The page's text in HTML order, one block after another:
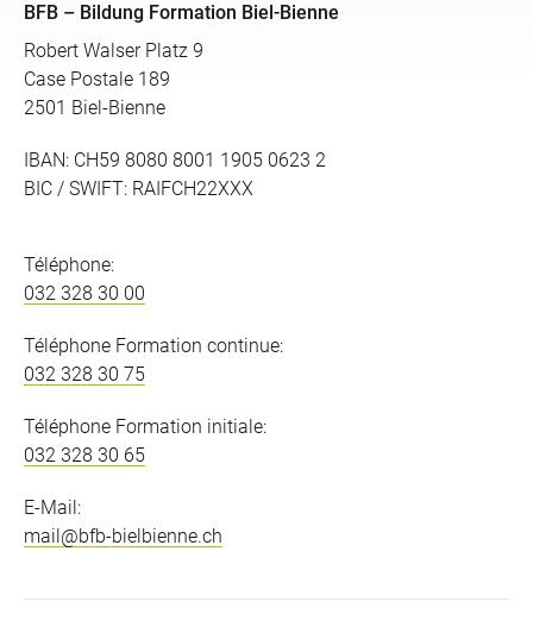
BFB – Bildung Formation Biel-Bienne
Robert Walser Platz 9
Case Postale 189
2501 Biel-Bienne
IBAN: CH59 8080 8001 1905 0623 2
BIC / SWIFT: RAIFCH22XXX
Téléphone:
032 328 30 00
Téléphone Formation continue:
032 328 30 75
Téléphone Formation initiale:
032 328 30 65
E-Mail:
mail@bfb-bielbienne.ch